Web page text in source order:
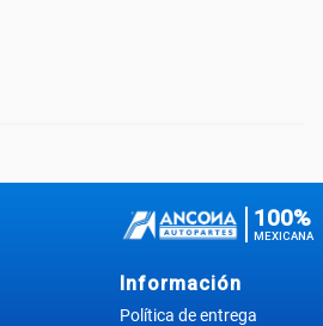
100%
MEXICANA
Información
Política de entrega